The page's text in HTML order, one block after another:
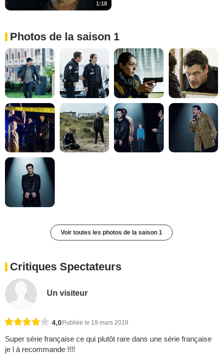
1:18
Photos de la saison 1
Voir toutes les photos de la saison 1
Critiques Spectateurs
Un visiteur
4,0 Publiée le 19 mars 2019
Super série française ce qui plutôt rare dans une série française
je l à recommande !!!!